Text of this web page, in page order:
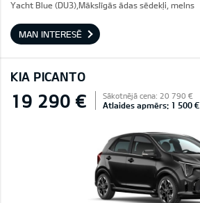
Yacht Blue (DU3),Mākslīgās ādas sēdekļi, melns
MAN INTERESĒ
KIA PICANTO
19 290 € Sākotnējā cena: 20 790 €
Atlaides apmērs: 1 500 €